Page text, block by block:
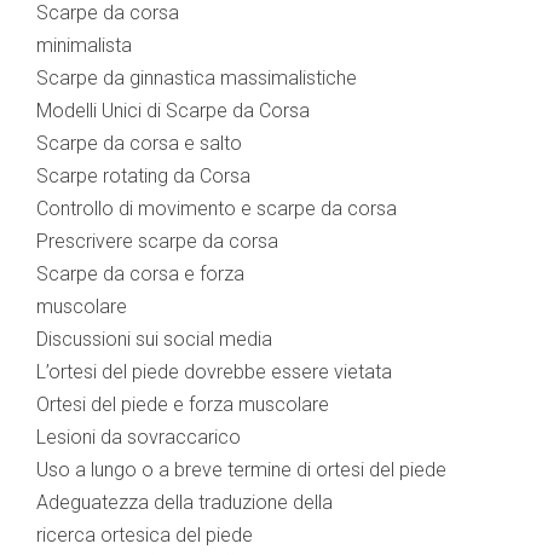
Scarpe da corsa
minimalista
Scarpe da ginnastica massimalistiche
Modelli Unici di Scarpe da Corsa
Scarpe da corsa e salto
Scarpe rotating da Corsa
Controllo di movimento e scarpe da corsa
Prescrivere scarpe da corsa
Scarpe da corsa e forza
muscolare
Discussioni sui social media
L’ortesi del piede dovrebbe essere vietata
Ortesi del piede e forza muscolare
Lesioni da sovraccarico
Uso a lungo o a breve termine di ortesi del piede
Adeguatezza della traduzione della
ricerca ortesica del piede